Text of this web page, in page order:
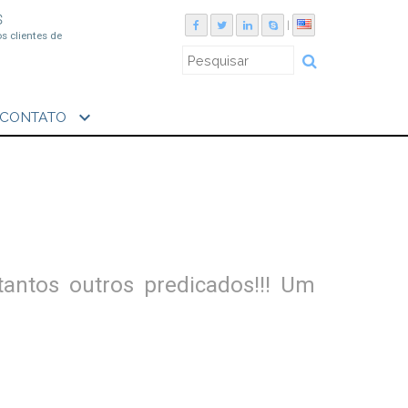
clientes de
CONTATO expand_more
outros predicados!!! Um